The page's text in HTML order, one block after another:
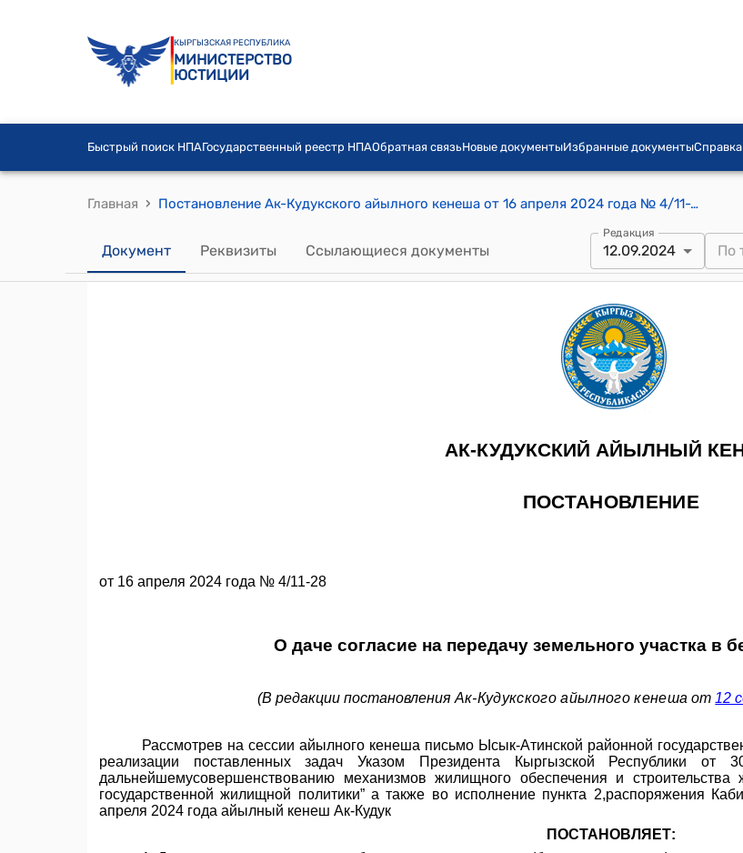
КЫРГЫЗСКАЯ РЕСПУБЛИКА
МИНИСТЕРСТВО
ЮСТИЦИИ
Быстрый поиск НПАГосударственный реестр НПАОбратная связьНовые документыИзбранные документыСправка
Главная › Постановление Ак-Кудукского айылного кенеша от 16 апреля 2024 года № 4/11-28 "О даче согласие на передачу земельного участка в бессрочное пользование"
Документ Реквизиты Ссылающиеся документы
Редакция
12.09.2024